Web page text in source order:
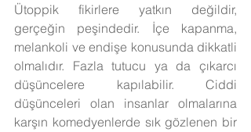
Ütoppik fikirlere yatkın değildir,
gerçeğin peşindedir. İçe kapanma,
melankoli ve endişe konusunda dikkatli
olmalıdır. Fazla tutucu ya da çıkarcı
düşüncelere kapılabilir. Ciddi
düşünceleri olan insanlar olmalarına
karşın komedyenlerde sık gözlenen bir